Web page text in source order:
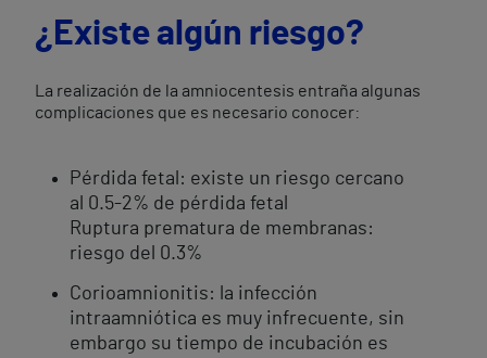
¿Existe algún riesgo?
La realización de la amniocentesis entraña algunas
complicaciones que es necesario conocer:
Pérdida fetal: existe un riesgo cercano
al 0.5-2% de pérdida fetal
Ruptura prematura de membranas:
riesgo del 0.3%
Corioamnionitis: la infección
intraamniótica es muy infrecuente, sin
embargo su tiempo de incubación es